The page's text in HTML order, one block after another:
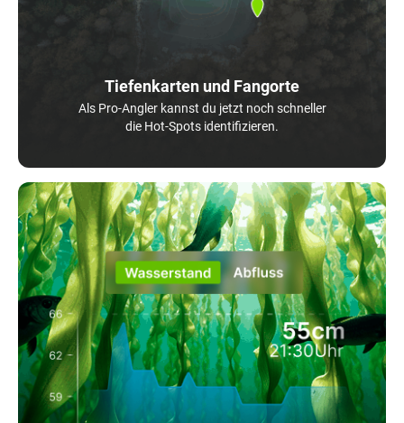
Tiefenkarten und Fangorte
Als Pro-Angler kannst du jetzt noch schneller
die Hot-Spots identifizieren.